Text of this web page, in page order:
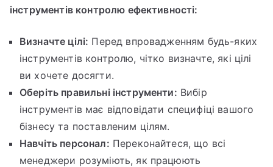
інструментів контролю ефективності:
Визначте цілі: Перед впровадженням будь-яких
інструментів контролю, чітко визначте, які цілі
ви хочете досягти.
Оберіть правильні інструменти: Вибір
інструментів має відповідати специфіці вашого
бізнесу та поставленим цілям.
Навчіть персонал: Переконайтеся, що всі
менеджери розуміють, як працюють